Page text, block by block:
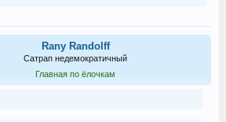
Rany Randolff
Сатрап недемократичный
Главная по ёлочкам